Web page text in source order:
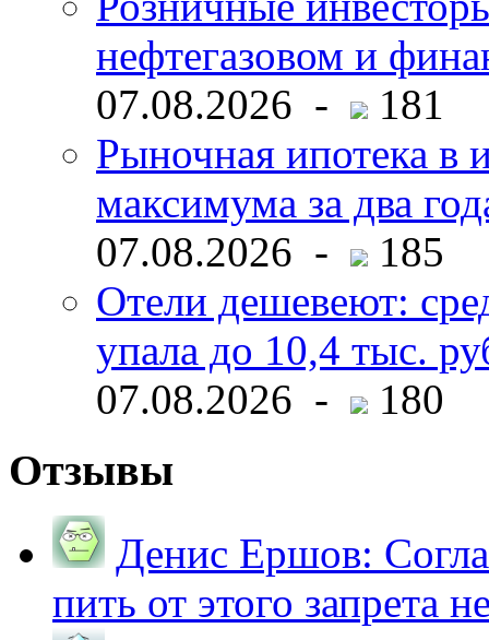
нефтегазовом и
07.08.2026 -
181
Рыночная ипотека в
максимума за два
07.08.2026 -
185
Отели дешевеют:
упала до 10,4 тыс.
07.08.2026 -
180
Отзывы
Денис Ершов:
пить от этого запрета